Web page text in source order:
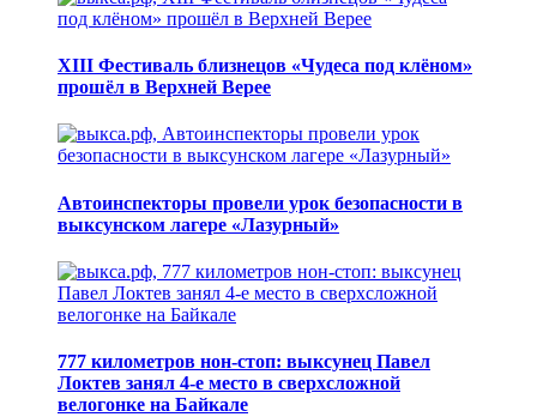
XIII Фестиваль близнецов «Чудеса под клёном»
прошёл в Верхней Верее
Автоинспекторы провели урок безопасности в
выксунском лагере «Лазурный»
777 километров нон-стоп: выксунец Павел
Локтев занял 4-е место в сверхсложной
велогонке на Байкале